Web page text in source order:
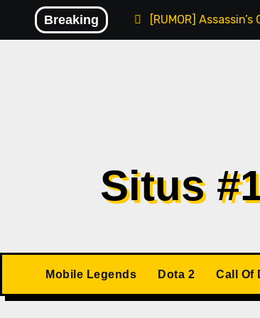
Breaking
[RUMOR] Assassin’s Creed Hexe
Situs
Mobile Legends Dota 2 Call Of